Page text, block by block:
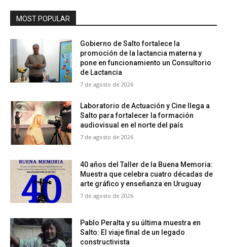
MOST POPULAR
Gobierno de Salto fortalece la
promoción de la lactancia materna y
pone en funcionamiento un Consultorio
de Lactancia
7 de agosto de 2026
Laboratorio de Actuación y Cine llega a
Salto para fortalecer la formación
audiovisual en el norte del país
7 de agosto de 2026
40 años del Taller de la Buena Memoria:
Muestra que celebra cuatro décadas de
arte gráfico y enseñanza en Uruguay
7 de agosto de 2026
Pablo Peralta y su última muestra en
Salto: El viaje final de un legado
constructivista